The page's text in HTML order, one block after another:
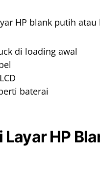
HP blank putih atau
di loading awal
baterai
HP